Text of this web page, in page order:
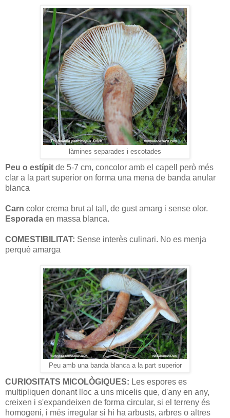
làmines separades i escotades
Peu o estípit de 5-7 cm, concolor amb el capell però més
clar a la part superior on forma una mena de banda anular
blanca
Carn color crema brut al tall, de gust amarg i sense olor.
Esporada en massa blanca.
COMESTIBILITAT: Sense interès culinari. No es menja
perquè amarga
Peu amb una banda blanca a la part superior
CURIOSITATS MICOLÒGIQUES: Les espores es
multipliquen donant lloc a uns micelis que, d'any en any,
creixen i s'expandeixen de forma circular, si el terreny és
homogeni, i més irregular si hi ha arbusts, arbres o altres